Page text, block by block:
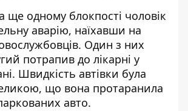
ще одному блокпості чоловік
аварію, наїхавши на
Один з них
потрапив до лікарні у
Швидкість автівки була
що вона протаранила
авто.